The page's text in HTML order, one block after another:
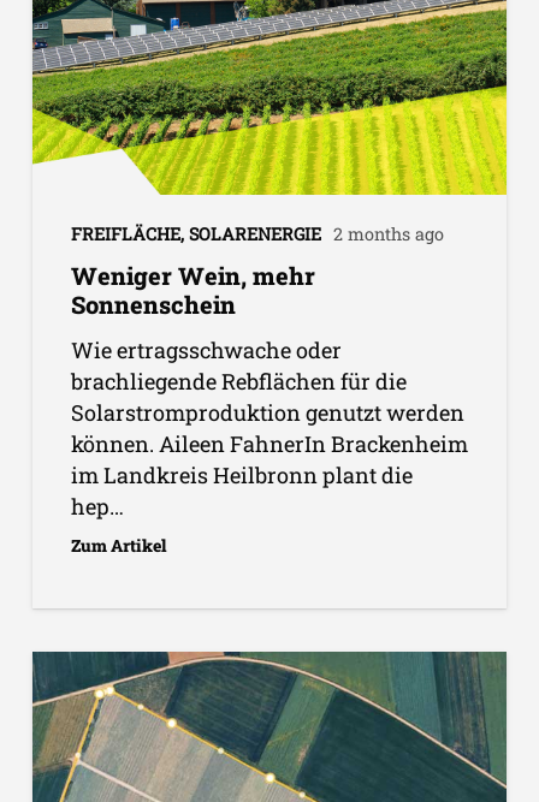
FREIFLÄCHE, SOLARENERGIE 2 months ago
Weniger Wein, mehr
Sonnenschein
Wie ertragsschwache oder
brachliegende Rebflächen für die
Solarstromproduktion genutzt werden
können. Aileen FahnerIn Brackenheim
im Landkreis Heilbronn plant die
hep…
Zum Artikel